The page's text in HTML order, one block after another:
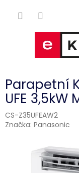
Parapetní
UFE
CS-Z35UFEAW2
Značka: Panasonic